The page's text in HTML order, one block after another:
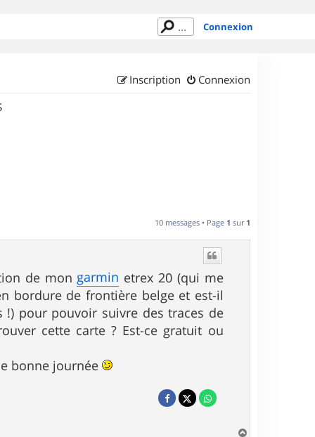
Connexion
Connexion
Inscription
10 messages • Page 1 sur 1
de mongarmin etrex 20 (qui me
bordure de frontière belge et est-il
pour pouvoir suivre des traces de
cette carte ? Est-ce gratuit ou
bonne journée